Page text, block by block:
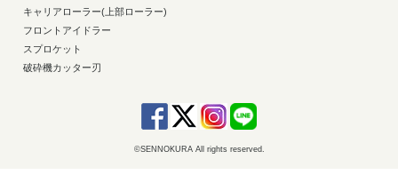
キャリアローラー(上部ローラー)
フロントアイドラー
スプロケット
破砕機カッター刃
©SENNOKURA All rights reserved.